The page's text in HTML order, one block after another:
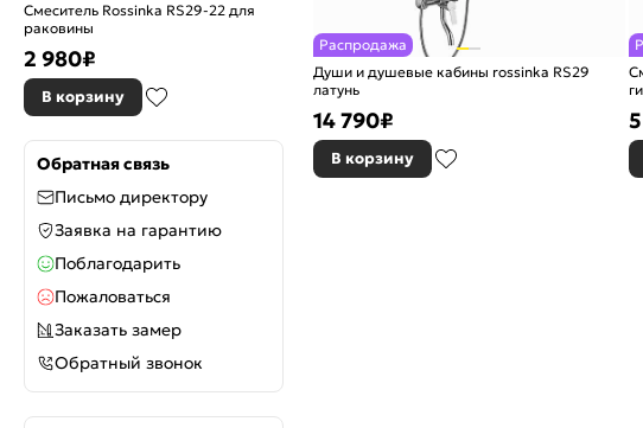
Смеситель Rossinka RS29-22 для
раковины
2 980₽
В корзину
Обратная связь
Письмо директору
Заявка на гарантию
Поблагодарить
Пожаловаться
Заказать замер
Обратный звонок
Распродажа
Души и душевые кабины rossinka RS29
латунь
14 790₽
В корзину